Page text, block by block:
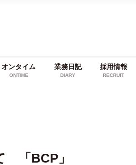
オンタイム
ONTIME
業務日記
DIARY
採用情報
RECRUIT
「BCP」